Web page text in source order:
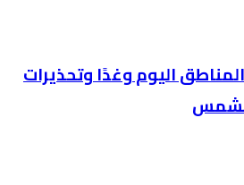
اليوم وغدًا وتحذيرات